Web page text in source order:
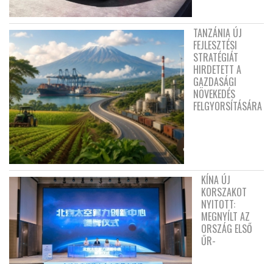
TANZÁNIA ÚJ
FEJLESZTÉSI
STRATÉGIÁT
HIRDETETT A
GAZDASÁGI
NÖVEKEDÉS
FELGYORSÍTÁSÁRA
KÍNA ÚJ
KORSZAKOT
NYITOTT:
MEGNYÍLT AZ
ORSZÁG ELSŐ
ŰR-